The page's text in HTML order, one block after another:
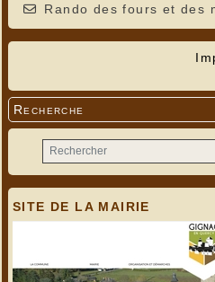
Rando des fours et des
Recherche
SITE DE LA MAIRIE